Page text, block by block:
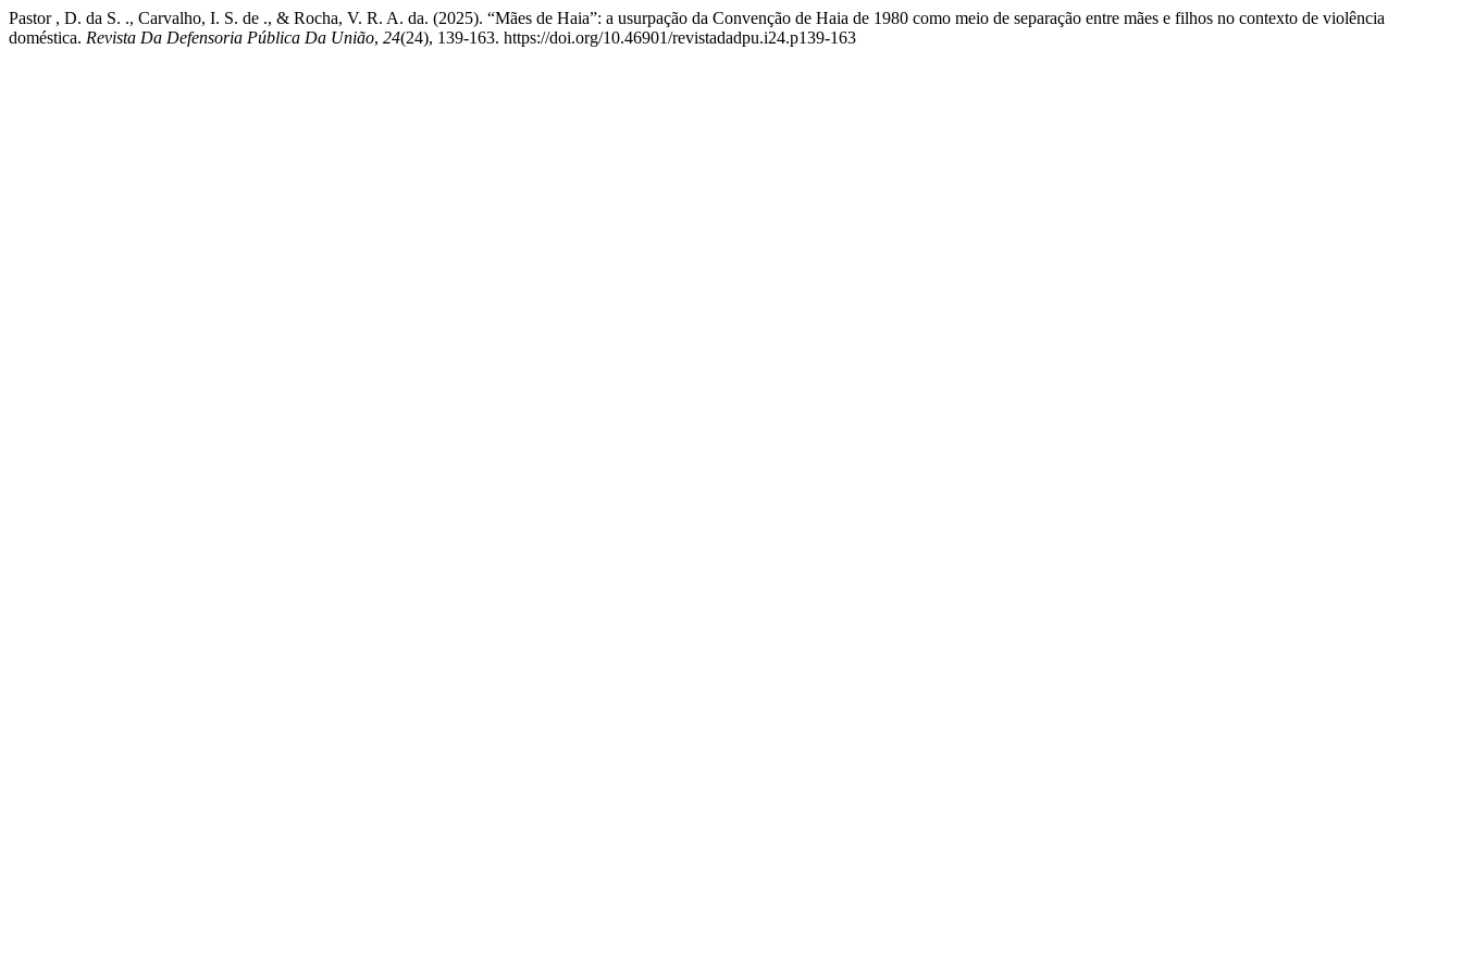
Pastor , D. da S. ., Carvalho, I. S. de ., & Rocha, V. R. A. da. (2025). “Mães de Haia”: a usurpação da Convenção de Haia de 1980 como meio de separação entre mães e filhos no contexto de violência
doméstica. Revista Da Defensoria Pública Da União, 24(24), 139-163. https://doi.org/10.46901/revistadadpu.i24.p139-163